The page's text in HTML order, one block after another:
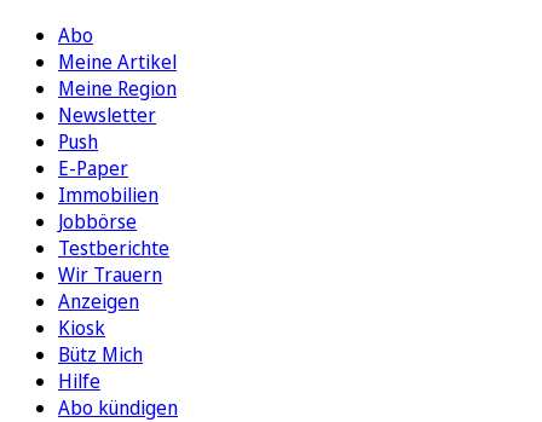
Abo
Meine Artikel
Meine Region
Newsletter
Push
E-Paper
Immobilien
Jobbörse
Testberichte
Wir Trauern
Anzeigen
Kiosk
Bütz Mich
Hilfe
Abo kündigen